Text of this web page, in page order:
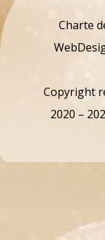
Charte
Copyright
2020 –